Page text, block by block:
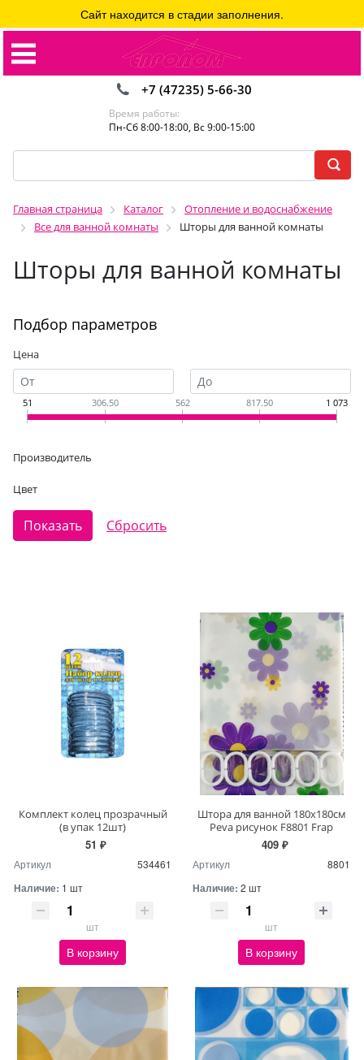
+7 (47235) 5-66-30
Время работы:
Пн-Сб 8:00-18:00, Вс 9:00-15:00
Главная страница Каталог
Отопление и водоснабжение
Все для ванной комнаты
Шторы для ванной комнаты
Шторы для ванной комнаты
Сайт находится в стадии заполнения.
Подбор параметров
Цена
51 306.50 562 817.50 1 073
Производитель
Цвет
Комплект колец прозрачный
(в упак 12шт)
51 ₽
Артикул 534461
Наличие: 1 шт
шт
В корзину
Штора для ванной 180х180см
Peva рисунок F8801 Frap
409 ₽
Артикул 8801
Наличие: 2 шт
шт
В корзину